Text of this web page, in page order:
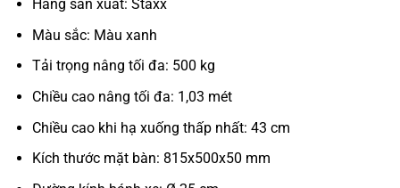
Hãng sản xuất: Staxx
Màu sắc: Màu xanh
Tải trọng nâng tối đa: 500 kg
Chiều cao nâng tối đa: 1,03 mét
Chiều cao khi hạ xuống thấp nhất: 43 cm
Kích thước mặt bàn: 815x500x50 mm